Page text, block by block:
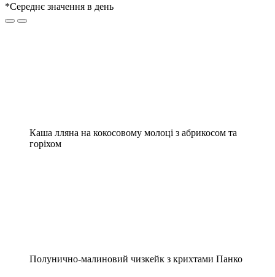
*Середнє значення в день
Каша лляна на кокосовому молоці з абрикосом та
горіхом
Полунично-малиновий чизкейк з крихтами Панко